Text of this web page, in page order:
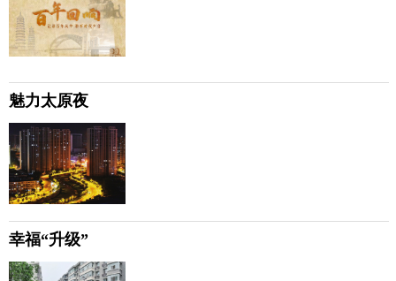
魅力太原夜
幸福“升级”